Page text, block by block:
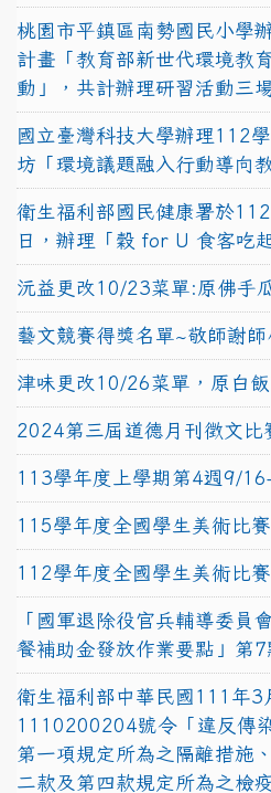
桃園市平鎮區南勢國民小學
計畫「教育部新世代環境教
動」，共計辦理研習活動三
國立臺灣科技大學辦理112
坊「環境議題融入行動導向教
衛生福利部國民健康署於
日，辦理「穀 for U 食客吃
沅益更改10/23菜單:原佛手
藝文競賽得獎名單~敬師謝
津味更改10/26菜單，原白
2024第三屆道德月刊徵文比
113學年度上學期第4週9/
115學年度全國學生美術比
112學年度全國學生美術比
「國軍退除役官兵輔導委員
餐補助金發放作業要點」第
衛生福利部中華民國111年3
1110200204號令「違反傳
第一項規定所為之隔離措施
二款及第四款規定所為之檢